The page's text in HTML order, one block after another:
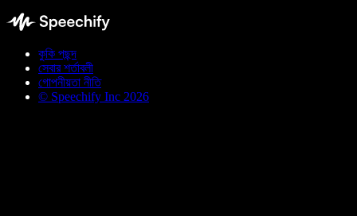
কুকি পছন্দ
সেবার শর্তাবলী
গোপনীয়তা নীতি
© Speechify Inc 2026